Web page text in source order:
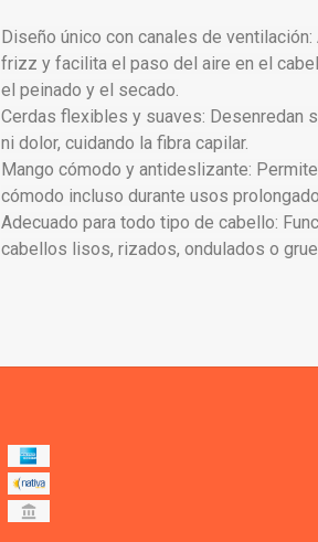
Diseño único con canales de ventilación:
frizz y facilita el paso del aire en el
el peinado y el secado.
Cerdas flexibles y suaves: Desenredan
ni dolor, cuidando la fibra capilar.
Mango cómodo y antideslizante:
cómodo incluso durante usos
Adecuado para todo tipo de cabello:
cabellos lisos, rizados, ondulados o